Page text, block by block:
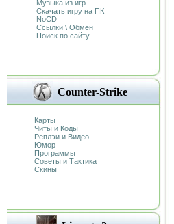
Музыка из игр
Скачать игру на ПК
NoCD
Ссылки \ Обмен
Поиск по сайту
Counter-Strike
Карты
Читы и Коды
Реплэи и Видео
Юмор
Программы
Советы и Тактика
Скины